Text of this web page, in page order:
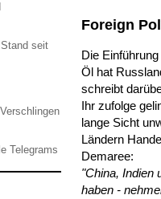
Foreign
Die
Öl hat
schreibt
Ihr zufolge
lange Sicht
Ländern
Demaree:
"China, Indien
haben -
seit
Telegrams